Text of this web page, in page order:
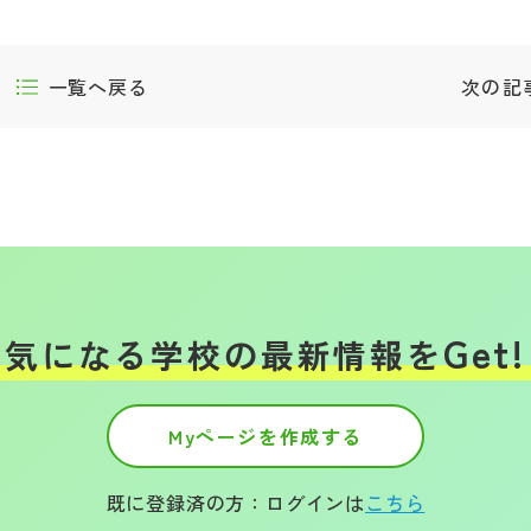
一覧へ戻る 次の記
気になる学校の最新情報をGet!
Myページを作成する
既に登録済の方：ログインはこちら